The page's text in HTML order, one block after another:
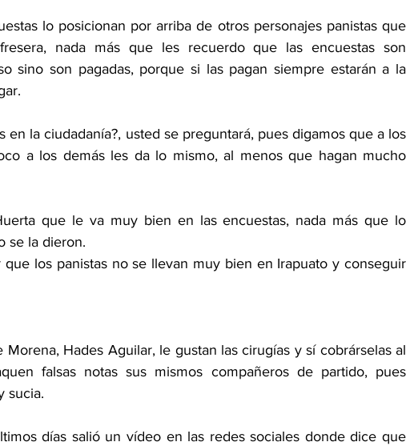
lo posicionan por arriba de otros personajes panistas que
nada más que les recuerdo que las encuestas son
sino son pagadas, porque si las pagan siempre estarán a la
en la ciudadanía?, usted se preguntará, pues digamos que a los
a los demás les da lo mismo, al menos que hagan mucho
que le va muy bien en las encuestas, nada más que lo
se la dieron.
los panistas no se llevan muy bien en Irapuato y conseguir
Morena, Hades Aguilar, le gustan las cirugías y sí cobrárselas al
falsas notas sus mismos compañeros de partido, pues
sucia.
días salió un vídeo en las redes sociales donde dice que